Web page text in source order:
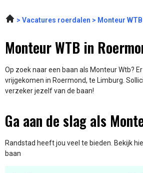
Vacatures roerdalen Monteur
Monteur WTB in
Op zoek naar een baan als Monteur Wtb?
vrijgekomen in Roermond, te Limburg.
verzeker jezelf van de baan!
Ga aan de slag als
Randstad heeft jou veel te bieden. Bekijk
baan